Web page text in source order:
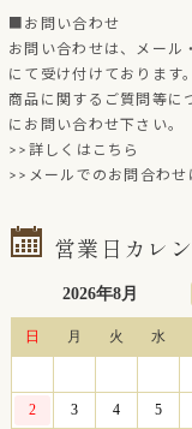
■お問い合わせ
お問い合わせは、メール
にて受け付けております。
商品に関するご質問等に
にお問い合わせ下さい。
>>詳しくはこちら
>>メールでのお問合わせ
営業日カレ